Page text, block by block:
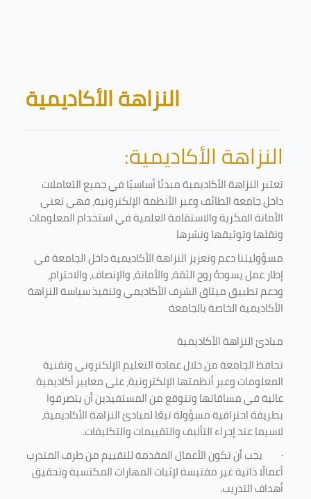
Blocks
النزاهة الأكاديمية
النزاهة الأكاديمية:
تعتبر النزاهة الأكاديمية مبدئا أساسيًا في جميع التعاملات
داخل جامعة الطائف وعبر الأنظمة الإلكترونية، فهي تعني
الأمانة الفكرية والاستقامة العلمية في استخدام المعلومات
ونقلها وتوثيقها ونشرها
مسؤوليتنا دعم وتعزيز النزاهة الأكاديمية داخل الجامعة في
إطار عمل يسودهُ روح الثقة، والأمانة، والإنصاف، والاحترام،
ودعم تطبيق ميثاق الشرف الأكاديمي وتنفيذ سياسة النزاهة
الأكاديمية الخاصة بالجامعة
مبادئ النزاهة الأكاديمية
تحافظ الجامعة من خلال عمادة التعليم الإلكتروني وتقنية
المعلومات وعبر أنظمتها الإلكترونية، على معايير أكاديمية
عالية في مساقاتها وتتوقع من المستفيدين أن يتصرفوا
بطريقة احترافية مسؤولة تبعًا لمبادئ النزاهة الأكاديمية،
لاسيما عند إجراء التأليف والتقييمات والتكليفات.
· يجب أن تكون الأعمال المقدمة للتقييم من طرف المتدرب
أعمالًا ذاتية غير مقتبسة لإثبات المهارات المكتسبة وتحقيق
أهداف التدريب.